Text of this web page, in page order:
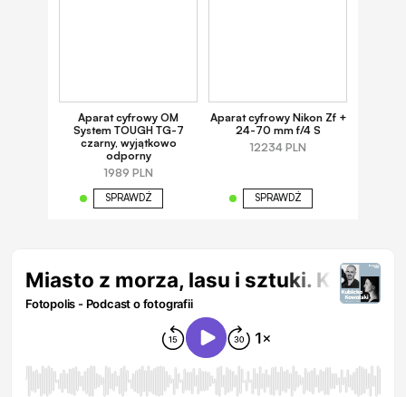
Aparat cyfrowy OM
System TOUGH TG-7
czarny, wyjątkowo
odporny
1989 PLN
SPRAWDŹ
Aparat cyfrowy Nikon Zf +
24-70 mm f/4 S
12234 PLN
SPRAWDŹ